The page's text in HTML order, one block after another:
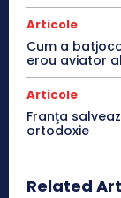
Articole
Cum a
erou aviator
Articole
Franţa
ortodoxie
Related